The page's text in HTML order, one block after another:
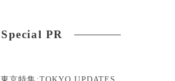
Special PR
東京特集:TOKYO UPDATES